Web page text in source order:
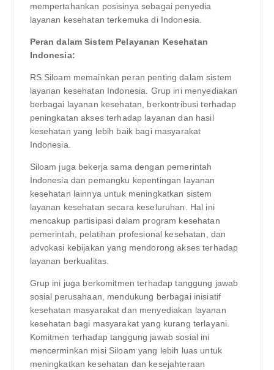
mempertahankan posisinya sebagai penyedia
layanan kesehatan terkemuka di Indonesia.
Peran dalam Sistem Pelayanan Kesehatan
Indonesia:
RS Siloam memainkan peran penting dalam sistem
layanan kesehatan Indonesia. Grup ini menyediakan
berbagai layanan kesehatan, berkontribusi terhadap
peningkatan akses terhadap layanan dan hasil
kesehatan yang lebih baik bagi masyarakat
Indonesia.
Siloam juga bekerja sama dengan pemerintah
Indonesia dan pemangku kepentingan layanan
kesehatan lainnya untuk meningkatkan sistem
layanan kesehatan secara keseluruhan. Hal ini
mencakup partisipasi dalam program kesehatan
pemerintah, pelatihan profesional kesehatan, dan
advokasi kebijakan yang mendorong akses terhadap
layanan berkualitas.
Grup ini juga berkomitmen terhadap tanggung jawab
sosial perusahaan, mendukung berbagai inisiatif
kesehatan masyarakat dan menyediakan layanan
kesehatan bagi masyarakat yang kurang terlayani.
Komitmen terhadap tanggung jawab sosial ini
mencerminkan misi Siloam yang lebih luas untuk
meningkatkan kesehatan dan kesejahteraan